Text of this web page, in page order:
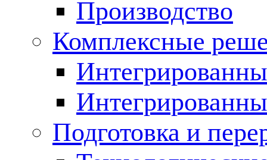
Производство
Комплексные
Подготовка и